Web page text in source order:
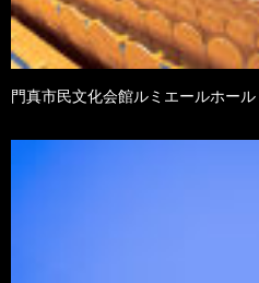
門真市民文化会館ルミエールホール